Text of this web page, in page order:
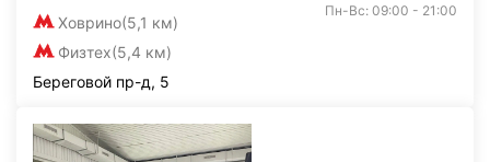
Ховрино(5,1 км)
Физтех(5,4 км)
Пн-Вс: 09:00 - 21:00
Береговой пр-д, 5